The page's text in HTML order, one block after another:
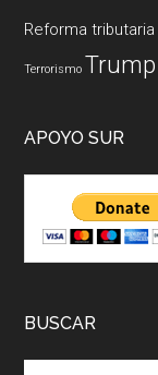
Reforma tributaria
Terrorismo Trump
APOYO SUR
BUSCAR